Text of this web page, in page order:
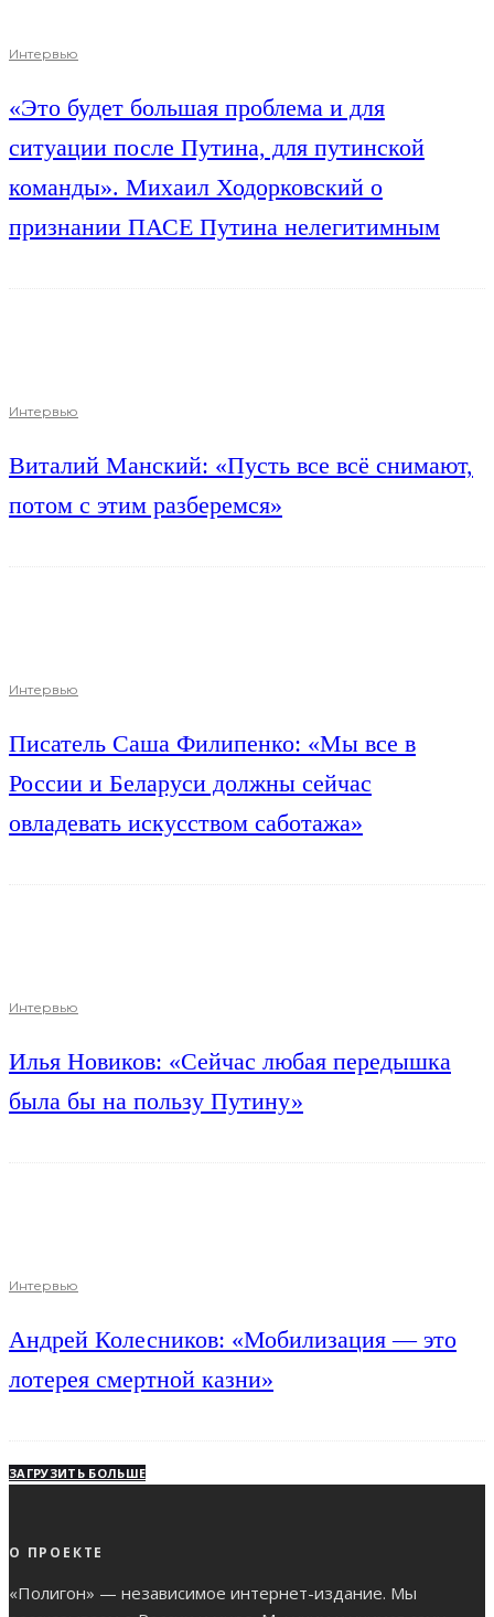
Интервью
«Это будет большая проблема и для
ситуации после Путина, для путинской
команды». Михаил Ходорковский о
признании ПАСЕ Путина нелегитимным
Интервью
Виталий Манский: «Пусть все всё снимают,
потом с этим разберемся»
Интервью
Писатель Саша Филипенко: «Мы все в
России и Беларуси должны сейчас
овладевать искусством саботажа»
Интервью
Илья Новиков: «Сейчас любая передышка
была бы на пользу Путину»
Интервью
Андрей Колесников: «Мобилизация — это
лотерея смертной казни»
ЗАГРУЗИТЬ БОЛЬШЕ
О ПРОЕКТЕ
«Полигон» — независимое интернет-издание. Мы